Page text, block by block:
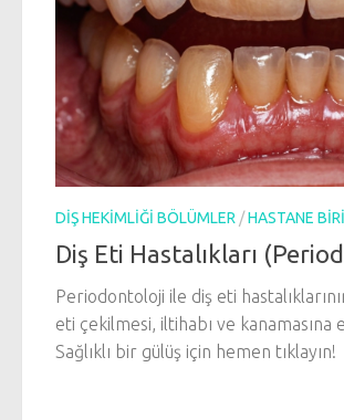
DIŞ HEKIMLIĞI BÖLÜMLER /HASTANE
Diş Eti Hastalıkları
Periodontoloji ile diş eti
eti çekilmesi, iltihabı ve
Sağlıklı bir gülüş için hemen tıklayın!